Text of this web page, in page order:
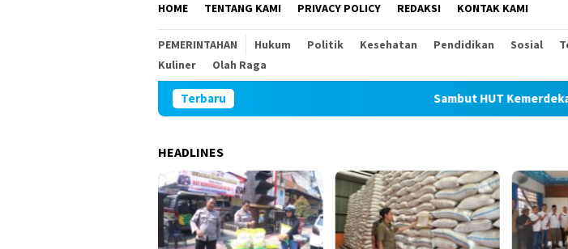
HOME TENTANG KAMI PRIVACY POLICY REDAKSI KONTAK KAMI
PEMERINTAHAN Hukum Politik Kesehatan Pendidikan Sosial
Kuliner
Olah Raga
Terbaru Sambut HUT Kemerdekaan
HEADLINES